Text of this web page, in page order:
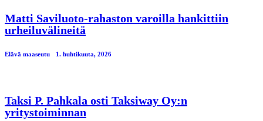
Matti Saviluoto-rahaston varoilla hankittiin
urheiluvälineitä
Elävä maaseutu 1. huhtikuuta, 2026
Taksi P. Pahkala osti Taksiway Oy:n
yritystoiminnan